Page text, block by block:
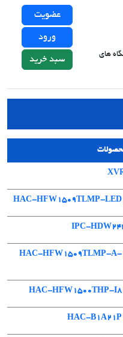
عضویت
ورود
سبد خرید
های
دوربین مدار بسته 5 مگاپیکسل داهوا مدل HAC-HFW1509TLMP-A-